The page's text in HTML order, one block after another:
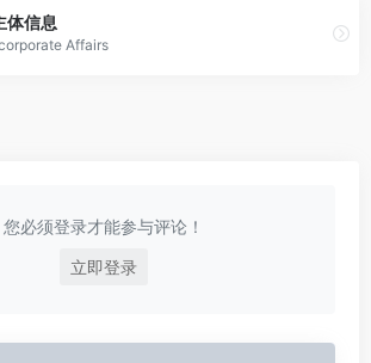
体信息
Affairs
您必须登录才能参与评论！
立即登录